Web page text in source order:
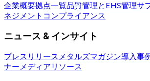
企業概要拠点一覧品質管理とEHS管理サ
ネジメント コンプライアンス
ニュース & インサイト
プレスリリース メタルズマガジン導入事
ナーメディアリソース